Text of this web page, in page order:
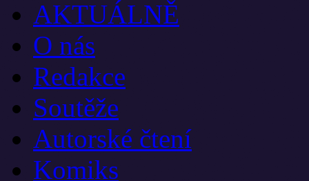
AKTUÁLNĚ
O nás
Redakce
Soutěže
Autorské čtení
Komiks